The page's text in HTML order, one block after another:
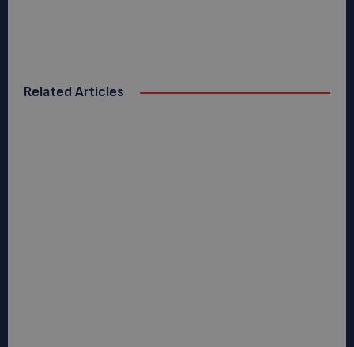
Related Articles